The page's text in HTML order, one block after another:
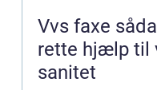
Vvs faxe sådan finder du den
rette hjælp til
sanitet